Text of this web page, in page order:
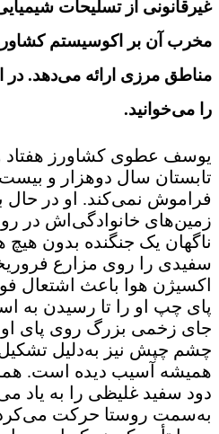
غیرقانونی از تسلیحات
مخرب آن بر اکوسیستم
مناطق مرزی ارائه می‌دهد. در
را می‌خوانید.
یوسف عطوی کشاورز هفتاد
تابستان سال دوهزار و بیست
فراموش نمی‌کند. او در حال
زمین‌های خانوادگی‌اش در
ناگهان یک جنگنده بدون
سفیدی را روی مزارع
اکسیژن هوا باعث اشتعال
پای چپ او را تا رسیدن به
جای زخمی بزرگ روی پای او
چشم چپش نیز به‌دلیل تشکیل
همیشه آسیب دیده است.
دود سفید غلیظی را به یاد
به‌سمت روستا حرکت